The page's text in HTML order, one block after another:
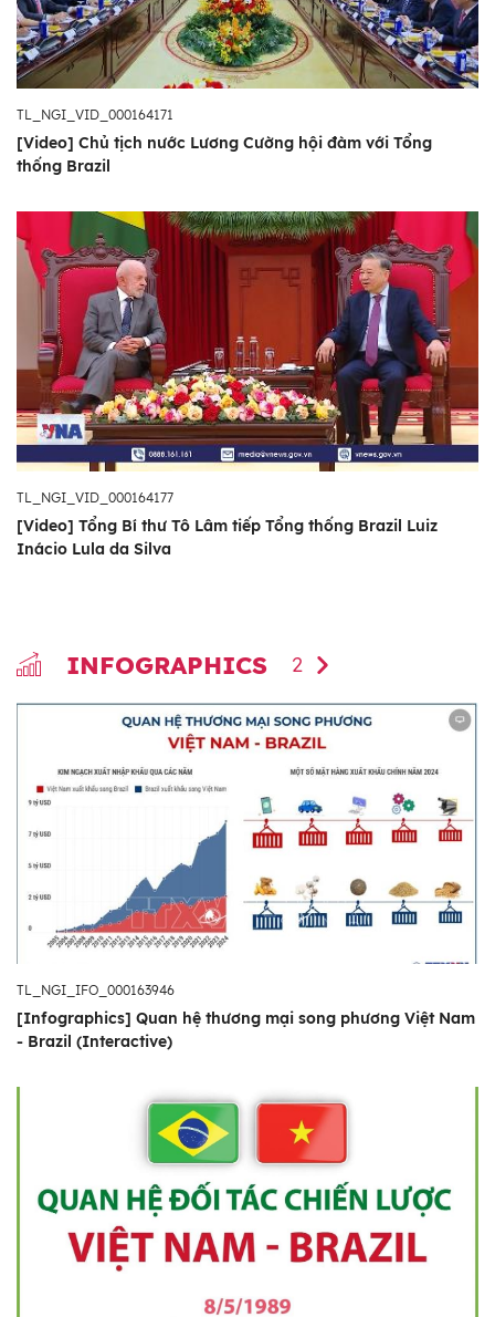
TL_NGI_VID_000164171
[Video] Chủ tịch nước Lương Cường hội đàm với Tổng
thống Brazil
TL_NGI_VID_000164177
[Video] Tổng Bí thư Tô Lâm tiếp Tổng thống Brazil Luiz
Inácio Lula da Silva
INFOGRAPHICS 2
TL_NGI_IFO_000163946
[Infographics] Quan hệ thương mại song phương Việt Nam
- Brazil (Interactive)